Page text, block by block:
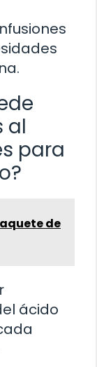
al
para
de
ácido